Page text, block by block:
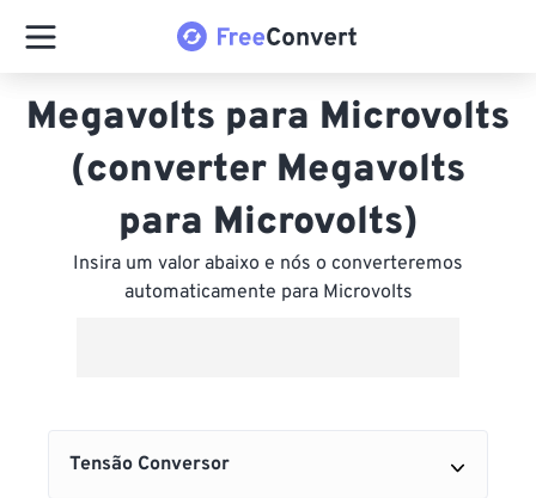
Megavolts para Microvolts
(converter Megavolts
para Microvolts)
Insira um valor abaixo e nós o converteremos
automaticamente para Microvolts